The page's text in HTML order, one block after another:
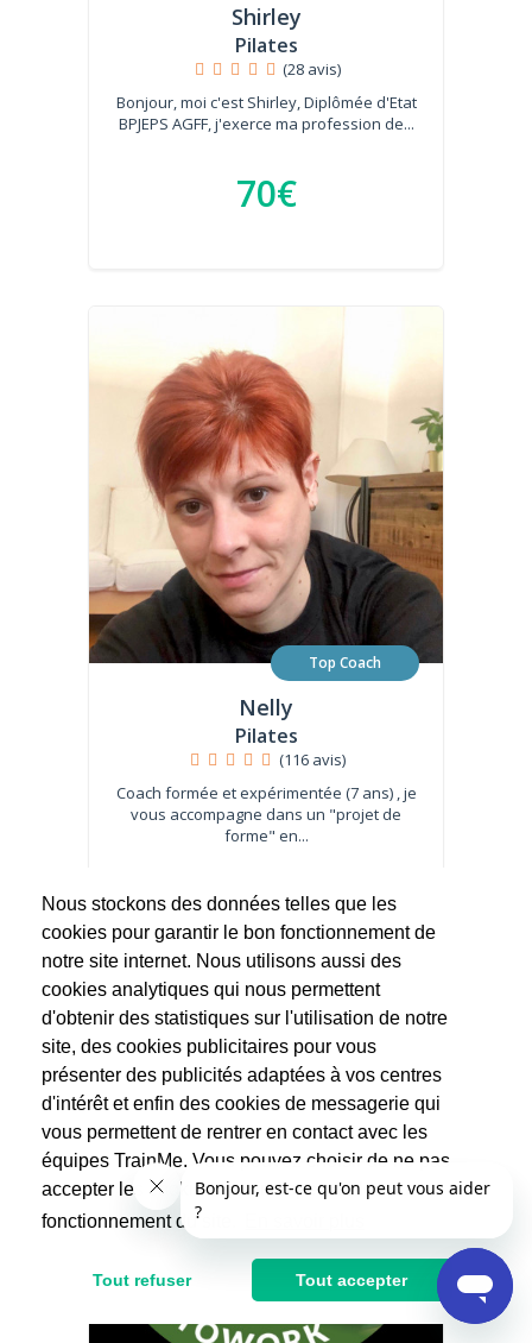
Shirley
Pilates
(28 avis)
Bonjour, moi c'est Shirley, Diplômée d'Etat
BPJEPS AGFF, j'exerce ma profession de...
70€
Top Coach
Nelly
Pilates
(116 avis)
Coach formée et expérimentée (7 ans) , je
vous accompagne dans un "projet de
forme" en...
50€
Nous stockons des données telles que les
cookies pour garantir le bon fonctionnement de
notre site internet. Nous utilisons aussi des
cookies analytiques qui nous permettent
d'obtenir des statistiques sur l'utilisation de notre
site, des cookies publicitaires pour vous
présenter des publicités adaptées à vos centres
d'intérêt et enfin des cookies de messagerie qui
vous permettent de rentrer en contact avec les
équipes TrainMe. Vous pouvez choisir de ne pas
accepter les cookies non indispensables au
fonctionnement du site.
Tout refuser Tout accepter